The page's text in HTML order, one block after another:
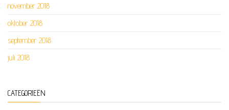
november 2018
oktober 2018
september 2018
juli 2018
CATEGORIEËN